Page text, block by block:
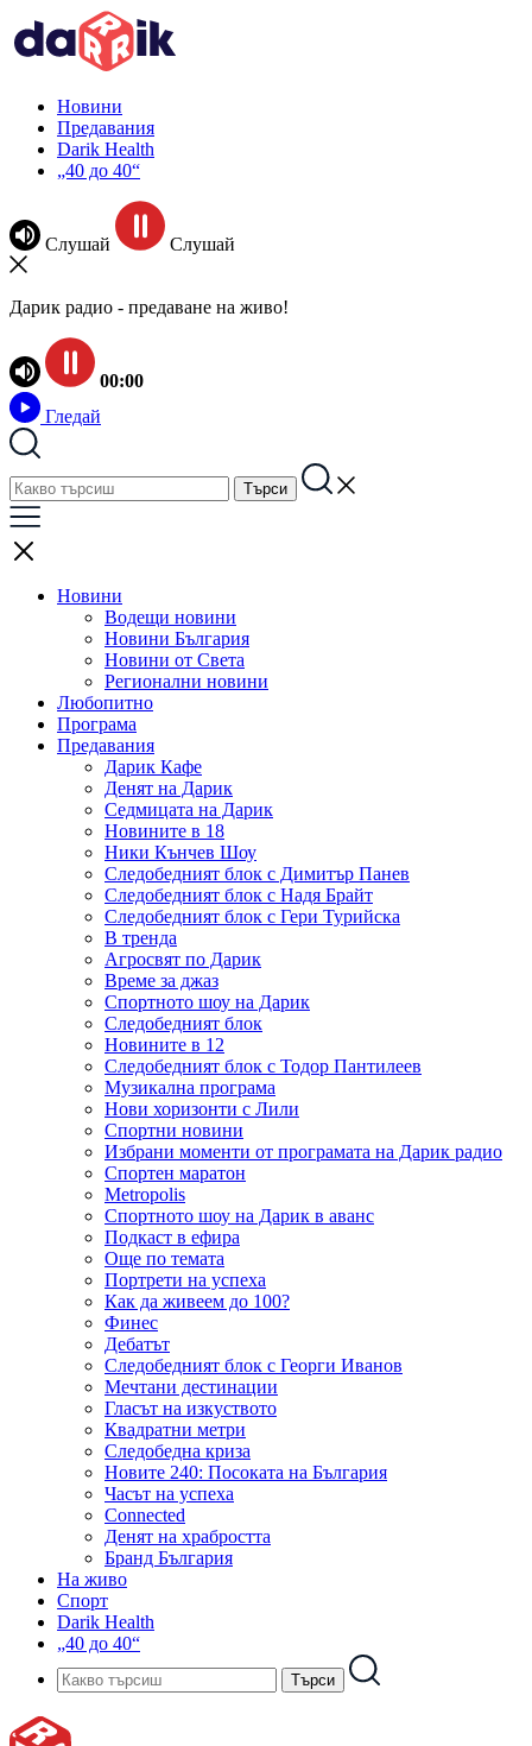
Новини
Предавания
Darik Health
„40 до 40“
Слушай Слушай
Дарик радио - предаване на живо!
00:00
Гледай
Новини
Водещи новини
Новини България
Новини от Света
Регионални новини
Любопитно
Програма
Предавания
Дарик Кафе
Денят на Дарик
Седмицата на Дарик
Новините в 18
Ники Кънчев Шоу
Следобедният блок с Димитър Панев
Следобедният блок с Надя Брайт
Следобедният блок с Гери Турийска
В тренда
Агросвят по Дарик
Време за джаз
Спортното шоу на Дарик
Следобедният блок
Новините в 12
Следобедният блок с Тодор Пантилеев
Музикална програма
Нови хоризонти с Лили
Спортни новини
Избрани моменти от програмата на Дарик радио
Спортен маратон
Metropolis
Спортното шоу на Дарик в аванс
Подкаст в ефира
Още по темата
Портрети на успеха
Как да живеем до 100?
Финес
Дебатът
Следобедният блок с Георги Иванов
Мечтани дестинации
Гласът на изкуството
Квадратни метри
Следобедна криза
Новите 240: Посоката на България
Часът на успеха
Connected
Денят на храбростта
Бранд България
На живо
Спорт
Darik Health
„40 до 40“